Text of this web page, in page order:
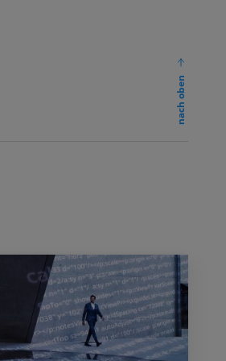
nach oben